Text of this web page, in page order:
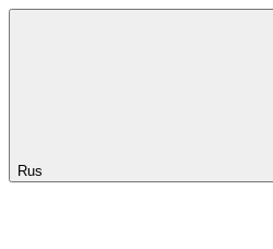
Rus